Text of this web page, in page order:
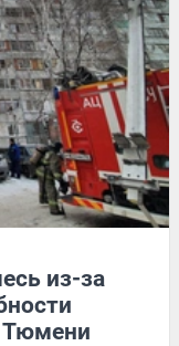
из-за
Тюмени